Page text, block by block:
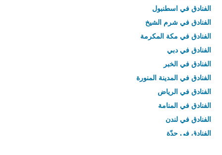
الفنادق في اسطنبول
الفنادق في شرم الشيخ
الفنادق في مكة المكرمة
الفنادق في دبي
الفنادق في الخبر
الفنادق في المدينة المنورة
الفنادق في الرياض
الفنادق في المنامة
الفنادق في لندن
الفنادق في جدّة